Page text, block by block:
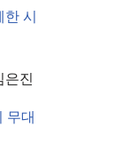
시
은진
무대